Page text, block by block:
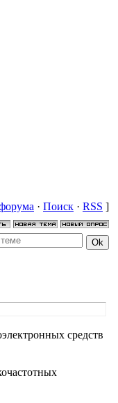
· Поиск · RSS ]
средств